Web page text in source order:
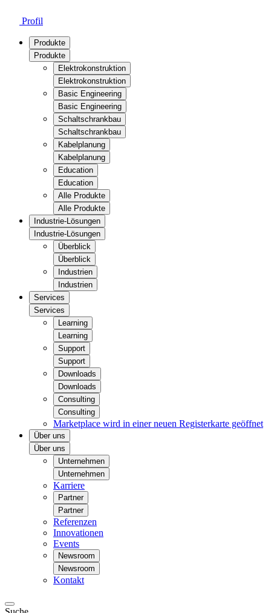
Profil
Produkte
Produkte
Elektrokonstruktion
Elektrokonstruktion
Basic Engineering
Basic Engineering
Schaltschrankbau
Schaltschrankbau
Kabelplanung
Kabelplanung
Education
Education
Alle Produkte
Alle Produkte
Industrie-Lösungen
Industrie-Lösungen
Überblick
Überblick
Industrien
Industrien
Services
Services
Learning
Learning
Support
Support
Downloads
Downloads
Consulting
Consulting
Marketplace wird in einer neuen Registerkarte geöffnet
Über uns
Über uns
Unternehmen
Unternehmen
Karriere
Partner
Partner
Referenzen
Innovationen
Events
Newsroom
Newsroom
Kontakt